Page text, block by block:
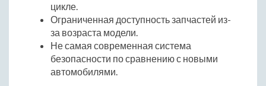
цикле.
Ограниченная доступность запчастей из-
за возраста модели.
Не самая современная система
безопасности по сравнению с новыми
автомобилями.